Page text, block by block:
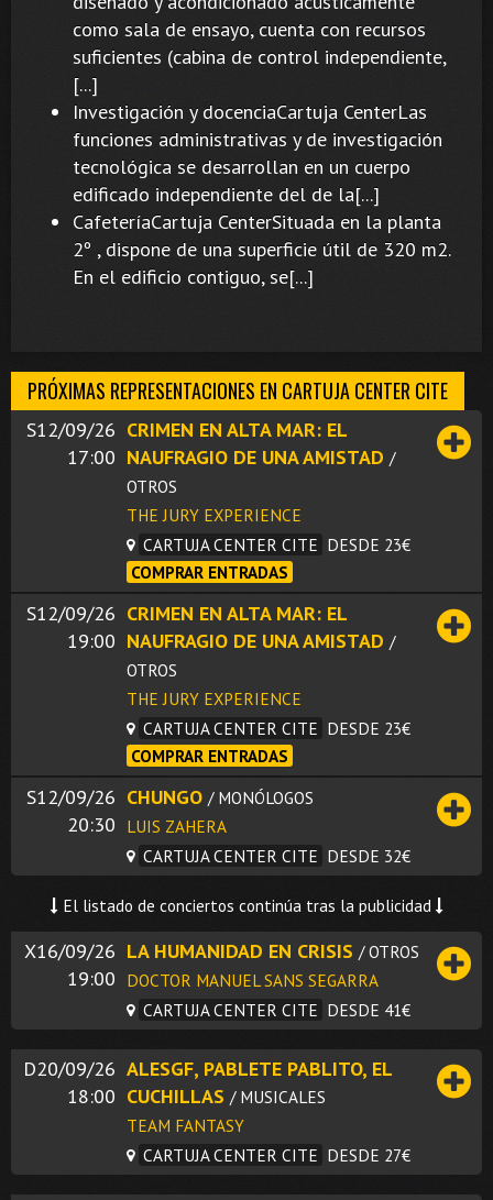
como sala de ensayo, cuenta con recursos
suficientes (cabina de control independiente,
[...]
Investigación y docenciaCartuja CenterLas
funciones administrativas y de investigación
tecnológica se desarrollan en un cuerpo
edificado independiente del de la[...]
CafeteríaCartuja CenterSituada en la planta
2º , dispone de una superficie útil de 320 m2.
En el edificio contiguo, se[...]
PRÓXIMAS REPRESENTACIONES EN CARTUJA CENTER CITE
S12/09/26
17:00
CRIMEN EN ALTA MAR: EL
NAUFRAGIO DE UNA AMISTAD /
OTROS
THE JURY EXPERIENCE
CARTUJA CENTER CITE DESDE 23€
COMPRAR ENTRADAS
S12/09/26
19:00
CRIMEN EN ALTA MAR: EL
NAUFRAGIO DE UNA AMISTAD /
OTROS
THE JURY EXPERIENCE
CARTUJA CENTER CITE DESDE 23€
COMPRAR ENTRADAS
S12/09/26
20:30
CHUNGO / MONÓLOGOS
LUIS ZAHERA
CARTUJA CENTER CITE DESDE 32€
El listado de conciertos continúa tras la publicidad
X16/09/26
19:00
LA HUMANIDAD EN CRISIS / OTROS
DOCTOR MANUEL SANS SEGARRA
CARTUJA CENTER CITE DESDE 41€
D20/09/26
18:00
ALESGF, PABLETE PABLITO, EL
CUCHILLAS / MUSICALES
TEAM FANTASY
CARTUJA CENTER CITE DESDE 27€